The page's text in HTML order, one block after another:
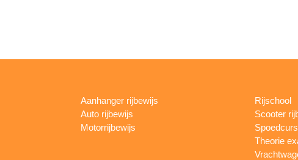
Aanhanger rijbewijs
Auto rijbewijs
Motorrijbewijs
Rijschool
Scooter
Theorie